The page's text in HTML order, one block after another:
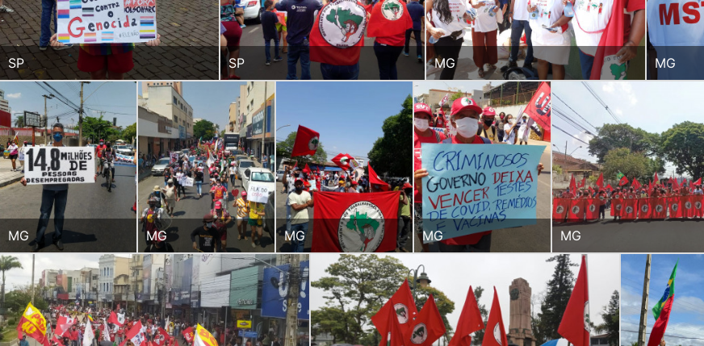
SP SP MG MG
MG MG MG MG MG